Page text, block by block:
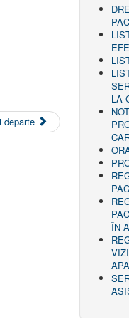
departe
LA
ÎN